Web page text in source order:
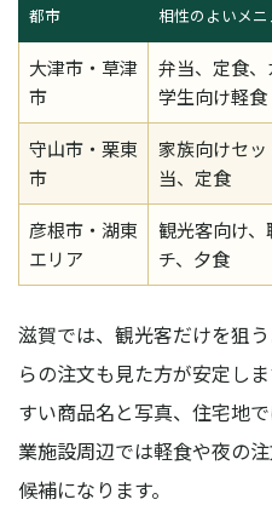
都市 相性のよいメニ
大津市・草津
市
弁当、定食、
学生向け軽食
守山市・栗東
市
家族向けセッ
当、定食
彦根市・湖東
エリア
観光客向け、
チ、夕食
滋賀では、観光客だけを狙
らの注文も見た方が安定し
すい商品名と写真、住宅地
業施設周辺では軽食や夜の
候補になります。